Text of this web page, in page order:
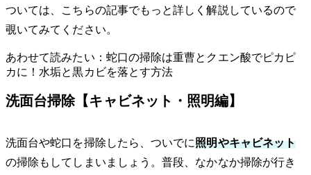
ついては、こちらの記事でもっと詳しく解説しているので
覗いてみてください。
あわせて読みたい：蛇口の掃除は重曹とクエン酸でピカピ
カに！水垢と黒カビを落とす方法
洗面台掃除【キャビネット・照明編】
洗面台や蛇口を掃除したら、ついでに照明やキャビネット
の掃除もしてしまいましょう。普段、なかなか掃除が行き